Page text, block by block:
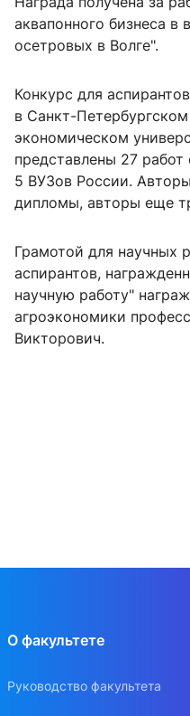
аквапонного бизнеса в
осетровых в Волге".
Конкурс для
в Санкт-
экономическом
представлены 27 работ
5 ВУЗов России.
дипломы, авторы еще
Грамотой для научных
аспирантов,
научную работу"
агроэкономики
Викторович.
О факультете
Руководство факультета